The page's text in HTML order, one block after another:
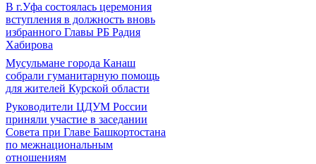
В г.Уфа состоялась церемония
вступления в должность вновь
избранного Главы РБ Радия
Хабирова
Мусульмане города Канаш
собрали гуманитарную помощь
для жителей Курской области
Руководители ЦДУМ России
приняли участие в заседании
Совета при Главе Башкортостана
по межнациональным
отношениям